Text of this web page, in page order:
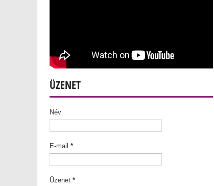
ÜZENET
Név
E-mail *
Üzenet *